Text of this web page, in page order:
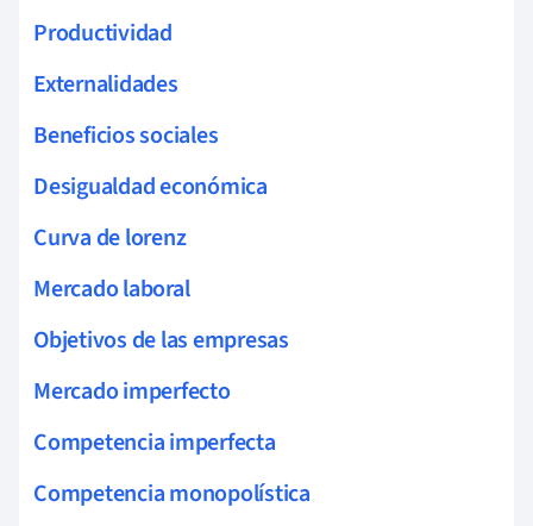
Productividad
Externalidades
Beneficios sociales
Desigualdad económica
Curva de lorenz
Mercado laboral
Objetivos de las empresas
Mercado imperfecto
Competencia imperfecta
Competencia monopolística